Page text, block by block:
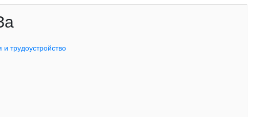
трудоустройство